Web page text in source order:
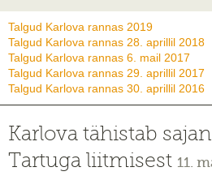
Talgud Karlova rannas 2019
Talgud Karlova rannas 28. aprillil 2018
Talgud Karlova rannas 6. mail 2017
Talgud Karlova rannas 29. aprillil 2017
Talgud Karlova rannas 30. aprillil 2016
Karlova tähistab
Tartuga liitmisest 11.